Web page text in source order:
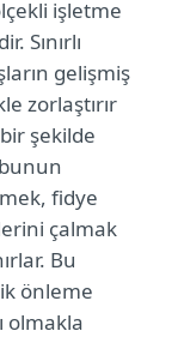
işletme
Sınırlı
gelişmiş
zorlaştırır
bir şekilde
fidye
çalmak
Bu
önleme
olmakla